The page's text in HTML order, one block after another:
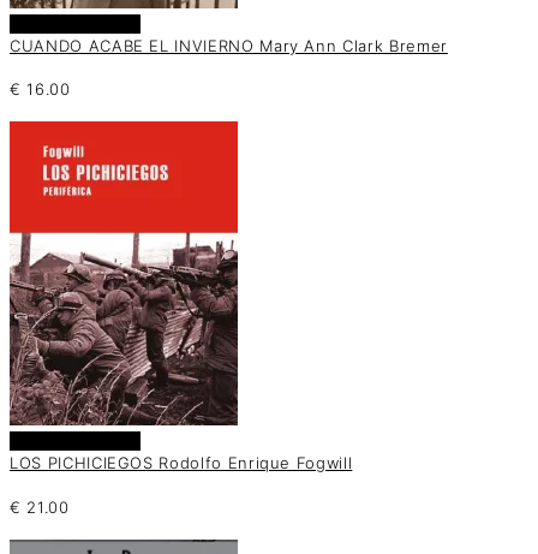
CUANDO ACABE EL INVIERNO Mary Ann Clark Bremer
€ 16.00
LOS PICHICIEGOS Rodolfo Enrique Fogwill
€ 21.00